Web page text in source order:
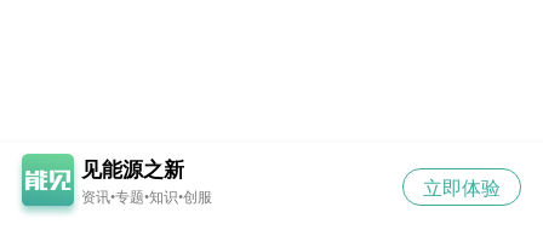
见能源之新
资讯•专题•知识•创服 立即体验